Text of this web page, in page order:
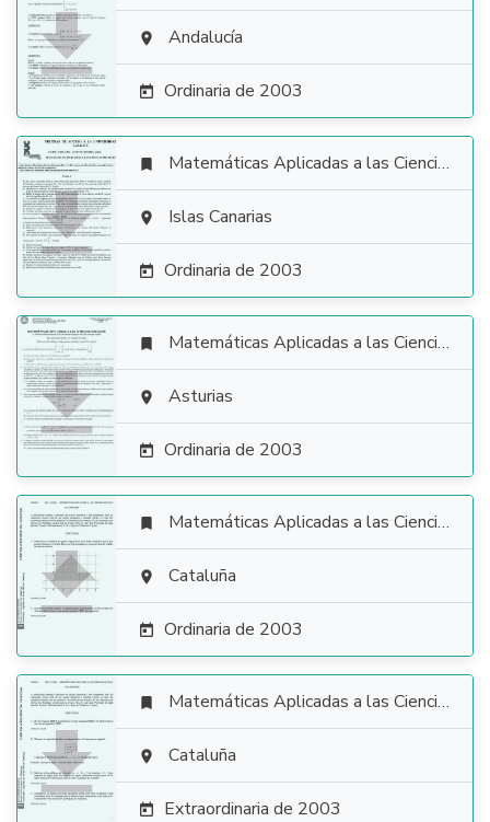
  Andalucía
 Ordinaria de 2003

 Matemáticas Aplicadas a las Ciencias Sociales
 Islas Canarias
 Ordinaria de 2003

 Matemáticas Aplicadas a las Ciencias Sociales
 Asturias
 Ordinaria de 2003

 Matemáticas Aplicadas a las Ciencias Sociales
 Cataluña
 Ordinaria de 2003

 Matemáticas Aplicadas a las Ciencias Sociales
 Cataluña
 Extraordinaria de 2003